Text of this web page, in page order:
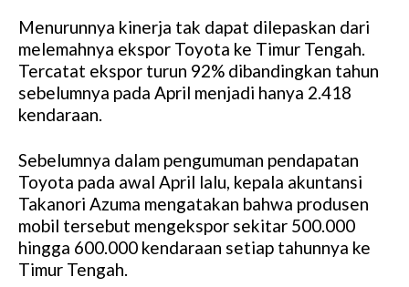
Menurunnya kinerja tak dapat dilepaskan dari
melemahnya ekspor Toyota ke Timur Tengah.
Tercatat ekspor turun 92% dibandingkan tahun
sebelumnya pada April menjadi hanya 2.418
kendaraan.
Sebelumnya dalam pengumuman pendapatan
Toyota pada awal April lalu, kepala akuntansi
Takanori Azuma mengatakan bahwa produsen
mobil tersebut mengekspor sekitar 500.000
hingga 600.000 kendaraan setiap tahunnya ke
Timur Tengah.